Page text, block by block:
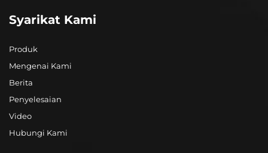
Syarikat Kami
Produk
Mengenai Kami
Berita
Penyelesaian
Video
Hubungi Kami